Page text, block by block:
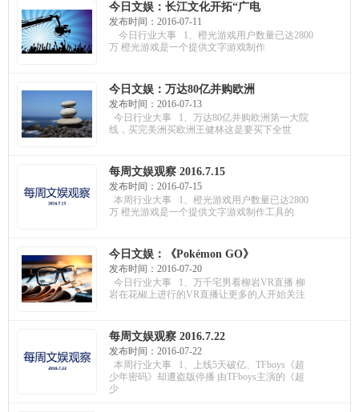
今日文娱：长江文化开拓“广电
+”迎战直播红海；英雄体育正
式涉足VR电竞；爱奇艺进军直
播领域
发布时间：2016-07-11
今日行业大事 1、橙光游戏用户数量已达2800
万 橙光游戏是一个提供文字游戏制作
今日文娱：万达80亿并购欧洲
第一大院线；《Pokémon
GO》不在中国上架；蓝港互动
携手可口可乐玩跨界
发布时间：2016-07-13
今日行业大事 1、万达80亿并购欧洲第一大院
线，买完美洲买欧洲王健林这是要买下全世
每周文娱观察 2016.7.15
发布时间：2016-07-15
本周行业大事 1、橙光游戏用户数量已达2800
万 橙光游戏是一个提供文字游戏制作工具的
今日文娱：《Pokémon GO》
火爆背后；李彦宏私有化爱奇
艺遭反对；联想开发AR游戏
发布时间：2016-07-20
今日行业大事 1、万千宅男看柳岩VR直播 柳
岩在花椒上进行的VR直播让更多的人开始关注
每周文娱观察 2016.7.22
发布时间：2016-07-22
本周行业大事 1、上线5天破亿、TFboys《超
少年密码》却遭盗版停播 由TFboys主演的《超
少